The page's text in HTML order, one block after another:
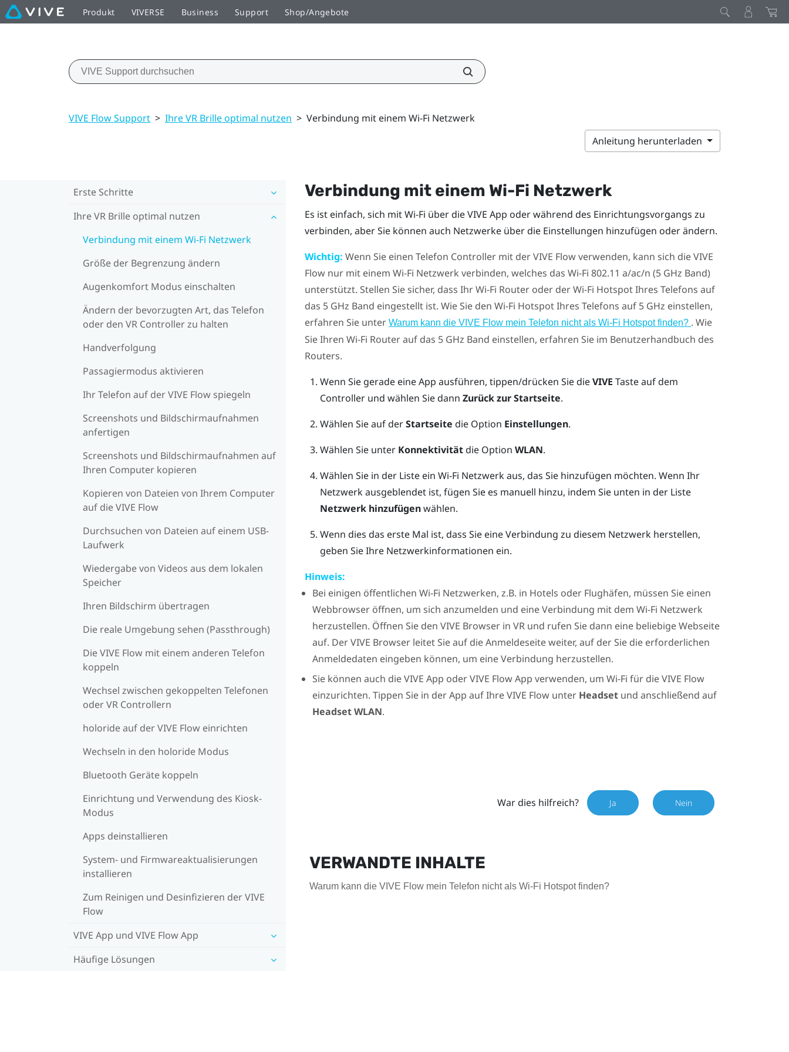
Produkt VIVERSE Business Support Shop/Angebote
VIVE Flow Support > Ihre VR Brille optimal nutzen > Verbindung mit einem Wi‍-Fi Netzwerk
Anleitung herunterladen
Erste Schritte
Ihre VR Brille optimal nutzen
Verbindung mit einem Wi‍-Fi Netzwerk
Größe der Begrenzung ändern
Augenkomfort Modus einschalten
Ändern der bevorzugten Art, das Telefon
oder den VR Controller zu halten
Handverfolgung
Passagiermodus aktivieren
Ihr Telefon auf der VIVE Flow spiegeln
Screenshots und Bildschirmaufnahmen
anfertigen
Screenshots und Bildschirmaufnahmen auf
Ihren Computer kopieren
Kopieren von Dateien von Ihrem Computer
auf die VIVE Flow
Durchsuchen von Dateien auf einem USB-
Laufwerk
Wiedergabe von Videos aus dem lokalen
Speicher
Ihren Bildschirm übertragen
Die reale Umgebung sehen (Passthrough)
Die VIVE Flow mit einem anderen Telefon
koppeln
Wechsel zwischen gekoppelten Telefonen
oder VR Controllern
holoride auf der VIVE Flow einrichten
Wechseln in den holoride Modus
Bluetooth Geräte koppeln
Einrichtung und Verwendung des Kiosk-
Modus
Apps deinstallieren
System- und Firmwareaktualisierungen
installieren
Zum Reinigen und Desinfizieren der VIVE
Flow
VIVE App und VIVE Flow App
Häufige Lösungen
Verbindung mit einem Wi‍-Fi Netzwerk
Es ist einfach, sich mitWi‍-Fi über dieVIVE App oder während des Einrichtungsvorgangs zu
verbinden, aber Sie können auch Netzwerke über die Einstellungen hinzufügen oder ändern.
Wichtig: Wenn Sie einen Telefon Controller mit derVIVE Flowverwenden, kann sich dieVIVE
Flownur mit einem Wi‍-Fi Netzwerk verbinden, welches das Wi‍-Fi 802.11 a/ac/n (5 GHz Band)
unterstützt. Stellen Sie sicher, dass IhrWi‍-Fi Router oder derWi‍-Fi Hotspot Ihres Telefons auf
das 5 GHz Band eingestellt ist. Wie Sie den Wi‍-Fi Hotspot Ihres Telefons auf 5 GHz einstellen,
erfahren Sie unter Warum kann die VIVE Flow mein Telefon nicht als Wi‍-Fi Hotspot finden? . Wie
Sie Ihren Wi‍-Fi Router auf das 5 GHz Band einstellen, erfahren Sie im Benutzerhandbuch des
Routers.
Wenn Sie gerade eine App ausführen, tippen/drücken Sie dieVIVE Taste auf dem
Controller und wählen Sie dann Zurück zur Startseite.
Wählen Sie auf derStartseite die Option Einstellungen.
Wählen Sie unter Konnektivitätdie Option WLAN.
Wählen Sie in der Liste ein Wi‍-Fi Netzwerk aus, das Sie hinzufügen möchten. Wenn Ihr
Netzwerk ausgeblendet ist, fügen Sie es manuell hinzu, indem Sie unten in der Liste
Netzwerk hinzufügenwählen.
Wenn dies das erste Mal ist, dass Sie eine Verbindung zu diesem Netzwerk herstellen,
geben Sie Ihre Netzwerkinformationen ein.
Hinweis:
Bei einigen öffentlichen Wi‍-Fi Netzwerken, z.B. in Hotels oder Flughäfen, müssen Sie einen
Webbrowser öffnen, um sich anzumelden und eine Verbindung mit dem Wi‍-Fi Netzwerk
herzustellen. Öffnen Sie den VIVE Browserin VR und rufen Sie dann eine beliebige Webseite
auf. DerVIVE Browserleitet Sie auf die Anmeldeseite weiter, auf der Sie die erforderlichen
Anmeldedaten eingeben können, um eine Verbindung herzustellen.
Sie können auch dieVIVE App oderVIVE Flow App verwenden, um Wi‍-Fi für dieVIVE Flow
einzurichten. Tippen Sie in der App auf IhreVIVE Flowunter Headsetund anschließend auf
Headset WLAN.
War dies hilfreich? Ja Nein
VERWANDTE INHALTE
Warum kann die VIVE Flow mein Telefon nicht als Wi‍-Fi Hotspot finden?